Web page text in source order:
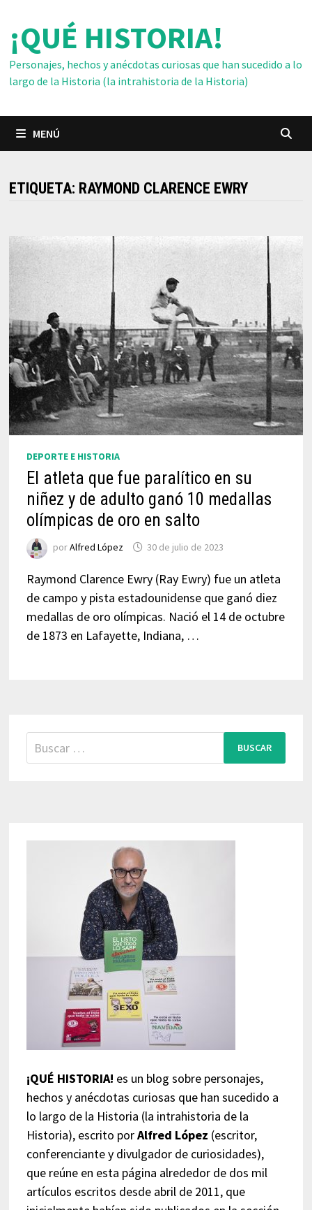
contenido
¡QUÉ HISTORIA!
Personajes, hechos y anécdotas curiosas que han sucedido a lo
largo de la Historia (la intrahistoria de la Historia)
MENÚ
ETIQUETA: RAYMOND CLARENCE EWRY
DEPORTE E HISTORIA
El atleta que fue paralítico en su
niñez y de adulto ganó 10 medallas
olímpicas de oro en salto
porAlfred López 30 de julio de 2023
Raymond Clarence Ewry (Ray Ewry) fue un atleta
de campo y pista estadounidense que ganó diez
medallas de oro olímpicas. Nació el 14 de octubre
de 1873 en Lafayette, Indiana, …
Buscar:
¡QUÉ HISTORIA! es un blog sobre personajes,
hechos y anécdotas curiosas que han sucedido a
lo largo de la Historia (la intrahistoria de la
Historia), escrito porAlfred López (escritor,
conferenciante y divulgador de curiosidades),
que reúne en esta página alrededor de dos mil
artículos escritos desde abril de 2011, que